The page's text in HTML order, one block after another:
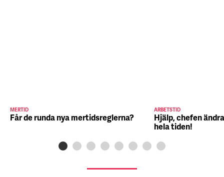
MERTID
Får de runda nya mertidsreglerna?
ARBETSTID
Hjälp, chefen
hela tiden!